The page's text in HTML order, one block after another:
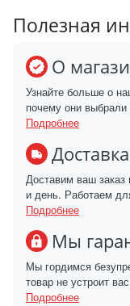
Полезная
О
Узнайте больше о
почему они
Подробнее
Доставка
Доставим ваш
и день. Работаем
Подробнее
Мы
Мы гордимся
товар не устроит
Подробнее